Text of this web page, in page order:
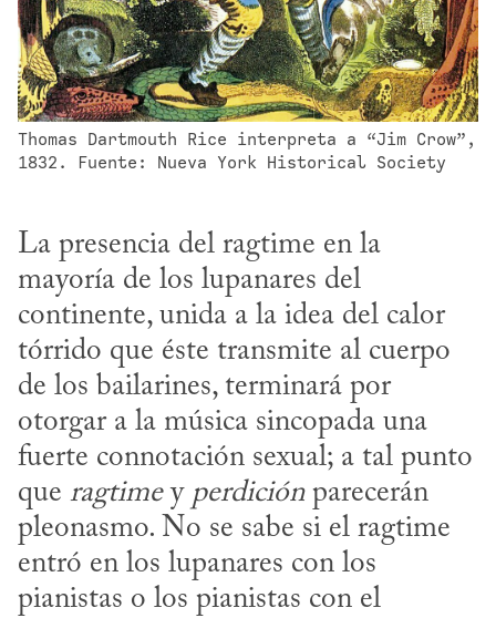
Thomas Dartmouth Rice interpreta a “Jim Crow”,
1832. Fuente: Nueva York Historical Society
La presencia del ragtime en la
mayoría de los lupanares del
continente, unida a la idea del calor
tórrido que éste transmite al cuerpo
de los bailarines, terminará por
otorgar a la música sincopada una
fuerte connotación sexual; a tal punto
que ragtime y perdición parecerán
pleonasmo. No se sabe si el ragtime
entró en los lupanares con los
pianistas o los pianistas con el